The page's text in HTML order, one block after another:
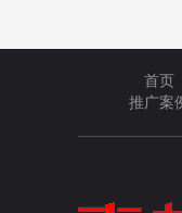
首页
推广案